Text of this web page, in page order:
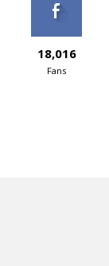
18,016
Fans